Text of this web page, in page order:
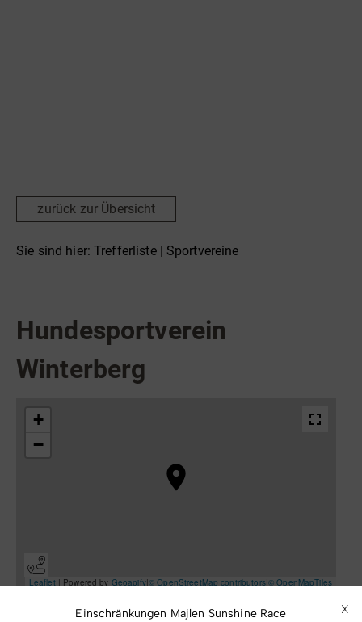
X
Einschränkungen Majlen Sunshine Race
zurück zur Übersicht
Sie sind hier: Trefferliste | Sportvereine
Hundesportverein
Winterberg